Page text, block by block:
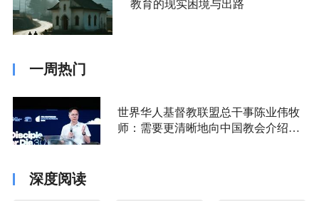
教育的现实困境与出路
一周热门
世界华人基督教联盟总干事陈业伟牧
师：需要更清晰地向中国教会介绍福
深度阅读